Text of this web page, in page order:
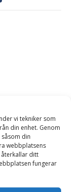
vi tekniker som
din enhet. Genom
din
webbplatsens
ditt
fungerar
av